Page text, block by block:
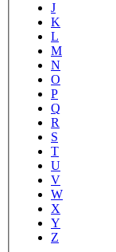
J
K
L
M
N
O
P
Q
R
S
T
U
V
W
X
Y
Z